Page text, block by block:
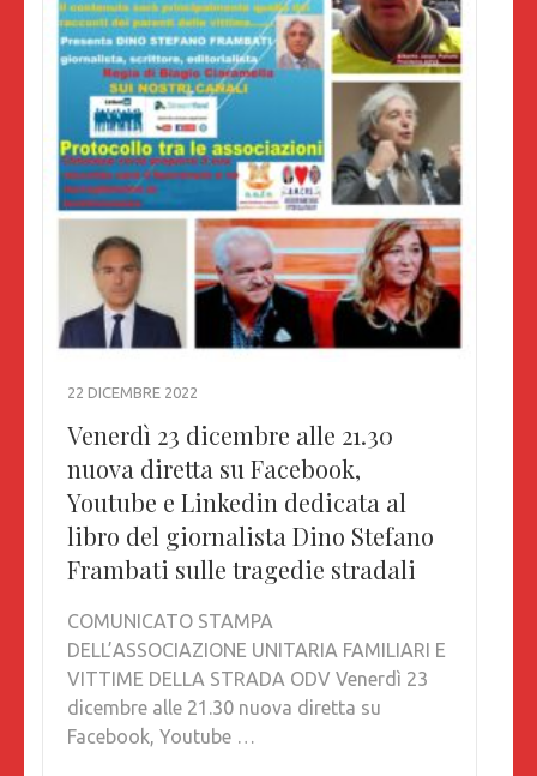
22 DICEMBRE 2022
Venerdì 23 dicembre alle 21.30
nuova diretta su Facebook,
Youtube e Linkedin dedicata al
libro del giornalista Dino Stefano
Frambati sulle tragedie stradali
COMUNICATO STAMPA
DELL’ASSOCIAZIONE UNITARIA FAMILIARI E
VITTIME DELLA STRADA ODV Venerdì 23
dicembre alle 21.30 nuova diretta su
Facebook, Youtube …